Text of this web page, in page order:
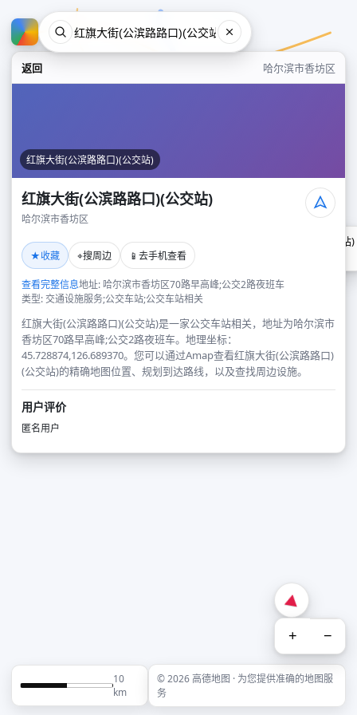
返回 哈尔滨市香坊区
红旗大街(公滨路路口)(公交站)
红旗大街(公滨路路口)(公交站)
哈尔滨市香坊区
★收藏 ⌖搜周边 📱 去手机查看
查看完整信息地址: 哈尔滨市香坊区70路早高峰;公交2路夜班车
类型: 交通设施服务;公交车站;公交车站相关
红旗大街(公滨路路口)(公交站)是一家公交车站相关，地址为哈尔滨市
香坊区70路早高峰;公交2路夜班车。地理坐标：
45.728874,126.689370。您可以通过Amap查看红旗大街(公滨路路口)
(公交站)的精确地图位置、规划到达路线，以及查找周边设施。
用户评价
匿名用户
红旗大街(公滨路路口)(公交站)
+ −
10
km
© 2026 高德地图 · 为您提供准确的地图服
务